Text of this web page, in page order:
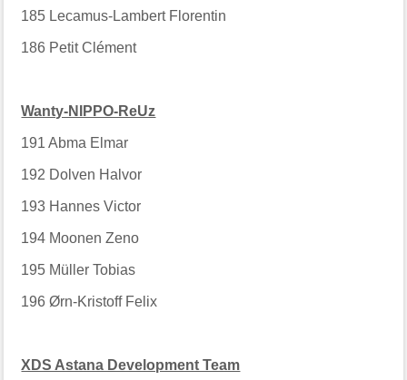
185 Lecamus-Lambert Florentin
186 Petit Clément
Wanty-NIPPO-ReUz
191 Abma Elmar
192 Dolven Halvor
193 Hannes Victor
194 Moonen Zeno
195 Müller Tobias
196 Ørn-Kristoff Felix
XDS Astana Development Team